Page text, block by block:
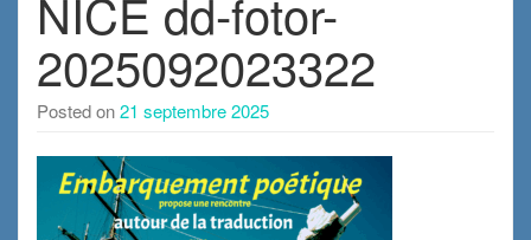
NICE dd-fotor-
2025092023322
Posted on21 septembre 2025